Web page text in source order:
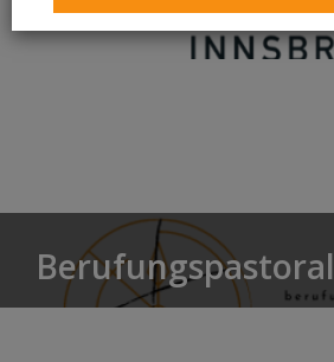
Berufungspastoral